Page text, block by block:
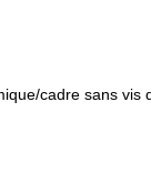
cadre sans vis